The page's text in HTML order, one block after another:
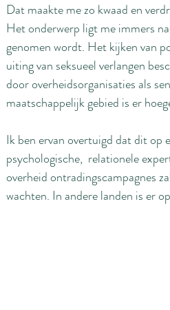
Dat maakte me zo kwaad en
Het onderwerp ligt me immers
genomen wordt. Het kijken van
uiting van seksueel verlangen
door overheidsorganisaties als
maatschappelijk gebied is er
Ik ben ervan overtuigd dat dit op
psychologische,  relationele
overheid ontradingscampagnes
wachten. In andere landen is er